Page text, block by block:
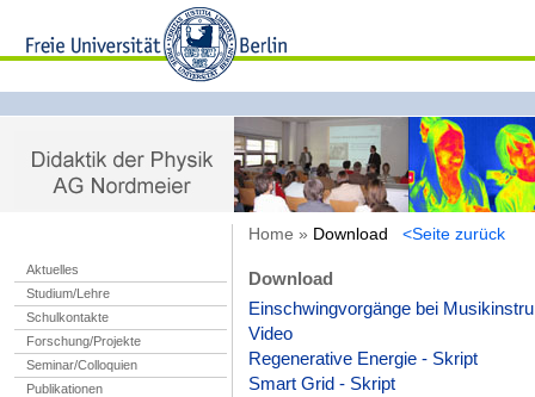
Aktuelles
Studium/Lehre
Schulkontakte
Forschung/Projekte
Seminar/Colloquien
Publikationen
Home » Download <Seite zurück
Download
Einschwingvorgänge bei
Video
Regenerative Energie - Skript
Smart Grid - Skript